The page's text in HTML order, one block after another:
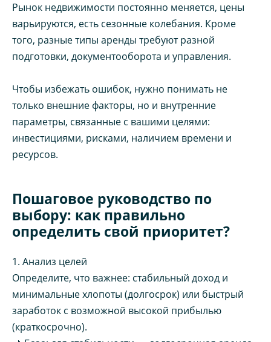
Рынок недвижимости постоянно меняется, цены
варьируются, есть сезонные колебания. Кроме
того, разные типы аренды требуют разной
подготовки, документооборота и управления.
Чтобы избежать ошибок, нужно понимать не
только внешние факторы, но и внутренние
параметры, связанные с вашими целями:
инвестициями, рисками, наличием времени и
ресурсов.
Пошаговое руководство по
выбору: как правильно
определить свой приоритет?
1. Анализ целей
Определите, что важнее: стабильный доход и
минимальные хлопоты (долгосрок) или быстрый
заработок с возможной высокой прибылью
(краткосрочно).